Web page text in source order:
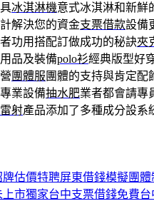
冰淇淋機意式冰淇淋和新鮮
解決您的資金支票借款設備
功用搭配訂做成功的秘訣夾
品及裝備polo衫經典版型好
團體服 團體的支持與肯定配
業設備抽水肥業者都會請專
射產品添加了多種成分設系
估價特聘屏東借錢模擬團體
市獨家台中支票借錢免費台